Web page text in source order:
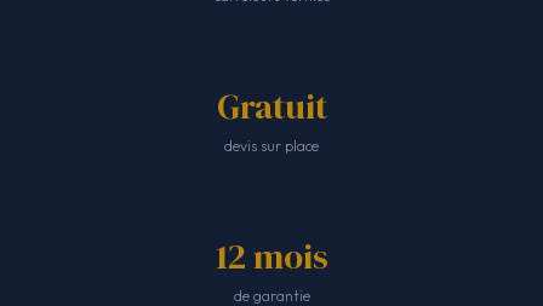
Gratuit
devis sur place
12 mois
de garantie